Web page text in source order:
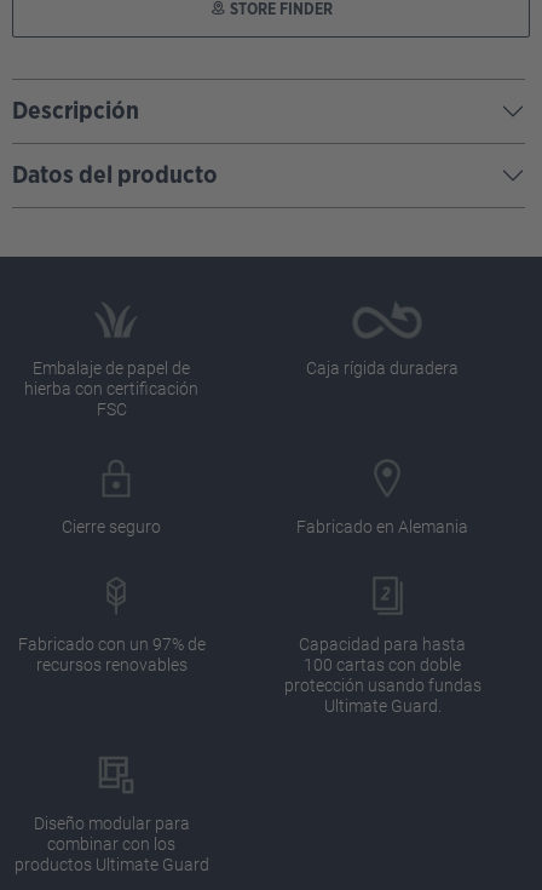
STORE FINDER
Descripción
Datos del producto
Embalaje de papel de
hierba con certificación
FSC
Caja rígida duradera
Cierre seguro Fabricado en Alemania
Fabricado con un 97% de
recursos renovables
Capacidad para hasta
100 cartas con doble
protección usando fundas
Ultimate Guard.
Diseño modular para
combinar con los
productos Ultimate Guard